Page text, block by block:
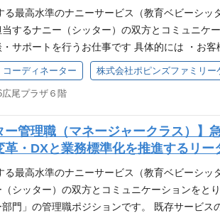
り感謝の言葉を頂く事も多く、それをやりが
の経験を土台に、前例に問われずチャレンジ
が整っておりますので、できることから始め
て行っていただきたいと考えております。 採
々拡大しています。一人でも多くのお客様に
採用強化になります。2～3名募集いたします。
分の立地です。部門を越え社員同士が交流す
ンブース、ランチルーム等があります。 各階
クを作り、ブレイクタイムを挟みながらオン
めていきます。
る舞いが丁寧で落ち着きがあり、品格のある方
ータ分析加工 ・会議資料作成などパワーポイン
名、パート2名、業務委託1名 30代～50代のメ
ョンを大切に、プロ意識をもって仕事をしてい
経験を土台に、前例に問われずチャレンジす
整っておりますので、できることから始めて
行っていただきたいと考えております。 広尾
立地です。部門を越え社員同士が交流するた
ス、ランチルーム等があります。 各階に設置
作り、ブレイクタイムを挟みながらオンオフ
いしくみを作れる方 組織構成 採用研修グルー
る最高水準のナニーサービス（教育ベビーシッ
するナニー（シッター）の双方とコミュニケ
サポートを行うお仕事です 具体的には ・お
のお問い合わせ対応業務（電話・メール） ・
グ業務 ・入会をご検討中のお客様へのシステ
） ・季節のイベントや新サービス、新しいプラ
改善 必須経験・スキル ・何らかの営業・接客
基本的なビジネスマナー、コミュニケーション
インカム）でお話しをしながらシステム入力や
求める人財像 ・常にお客様や一緒に働くスタ
・マニュアルに固執するだけでなく、相手のニ
・日々の業務の中で気づいた課題に対し、受
コーディネーター 株式会社ポピンズファミリー
尾プラザ６階
ー管理職（マネージャークラス）】
革・DXと業務標準化を推進するリー
る最高水準のナニーサービス（教育ベビーシッ
シッター）の双方とコミュニケーションをと
門」の管理職ポジションです。 既存サービス